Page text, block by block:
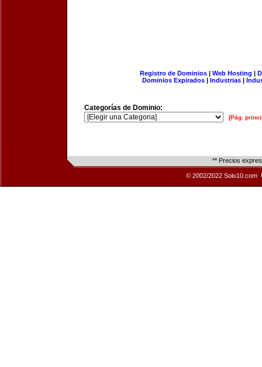
Registro de Dominios| Web Hosting |
Dominios Expirados | Industrias |
Categorías de Dominio:
[Pág.
** Precios
© 2002/2022 Solo10.com